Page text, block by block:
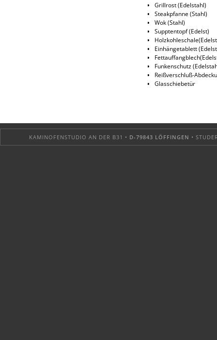
Grillrost (Edelstahl)
Steakpfanne
Wok (Stahl)
Supptentopf
Einhängetablett
Funkenschutz
Reißverschluß-
Glasschiebetür
KAMINOFENSTUDIO AN DER B31 • D-79843 LÖFFINGEN •